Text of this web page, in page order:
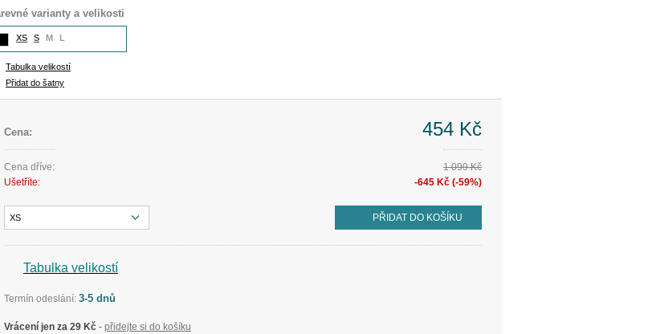
varianty a velikosti
XS S M L
Tabulka velikostí
Přidat do šatny
Cena: 454 Kč
Cena dříve:
1 099 Kč
Ušetříte:
-645 Kč (-59%)
XS PŘIDAT DO KOŠÍKU
Tabulka velikostí
Termín odeslání: 3-5 dnů
Vrácení jen za 29 Kč - přidejte si do košíku